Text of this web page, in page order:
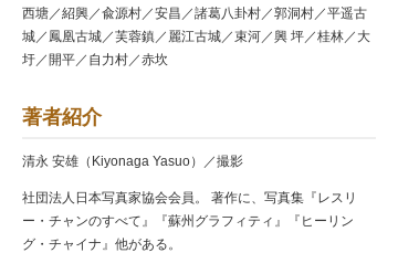
西塘／紹興／兪源村／安昌／諸葛八卦村／郭洞村／平遥古
城／鳳凰古城／芙蓉鎮／麗江古城／束河／興 坪／桂林／大
圩／開平／自力村／赤坎
著者紹介
清永 安雄（Kiyonaga Yasuo）／撮影
社団法人日本写真家協会会員。 著作に、写真集『レスリ
ー・チャンのすべて』『蘇州グラフィティ』『ヒーリン
グ・チャイナ』他がある。